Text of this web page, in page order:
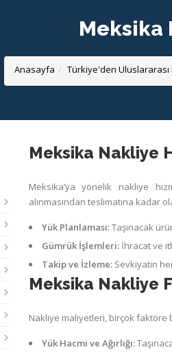
Meksika
Anasayfa Türkiye'den Uluslararası
Meksika Nakliye
Meksika’ya yönelik nakliye
alınmasından teslimatına kadar
Yük Planlaması:Taşınacak
Gümrük İşlemleri:İhracat ve
Takip ve İzleme:Sevkiyatın
Meksika Nakliye
Nakliye maliyetleri, birçok faktöre
Yük Hacmi ve Ağırlığı: